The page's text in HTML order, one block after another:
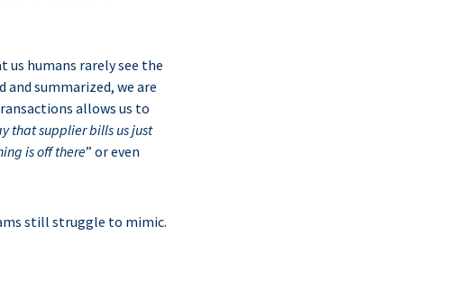
us humans rarely see the
summarized, we are
allows us to
that supplier bills us just
is off there” or even
still struggle to mimic.